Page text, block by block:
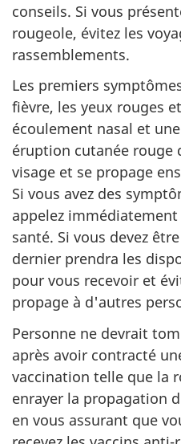
conseils. Si vous
rougeole, évitez les
rassemblements.
Les premiers
fièvre, les yeux rouges
écoulement nasal et
éruption cutanée rouge
visage et se propage
Si vous avez des
appelez
santé. Si vous devez
dernier prendra les
pour vous recevoir et
propage à d'autres
Personne ne devrait
après avoir contracté
vaccination telle que la
enrayer la propagation
en vous assurant que